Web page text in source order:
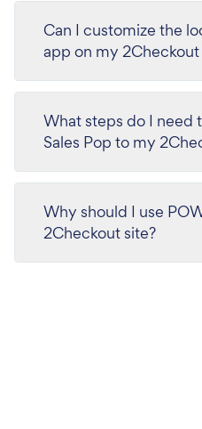
Can I customize the
app on my 2Checkout
What steps do I need
Sales Pop to my
Why should I use
2Checkout site?